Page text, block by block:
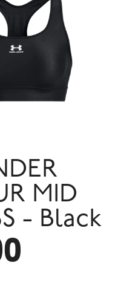
MID
- Black